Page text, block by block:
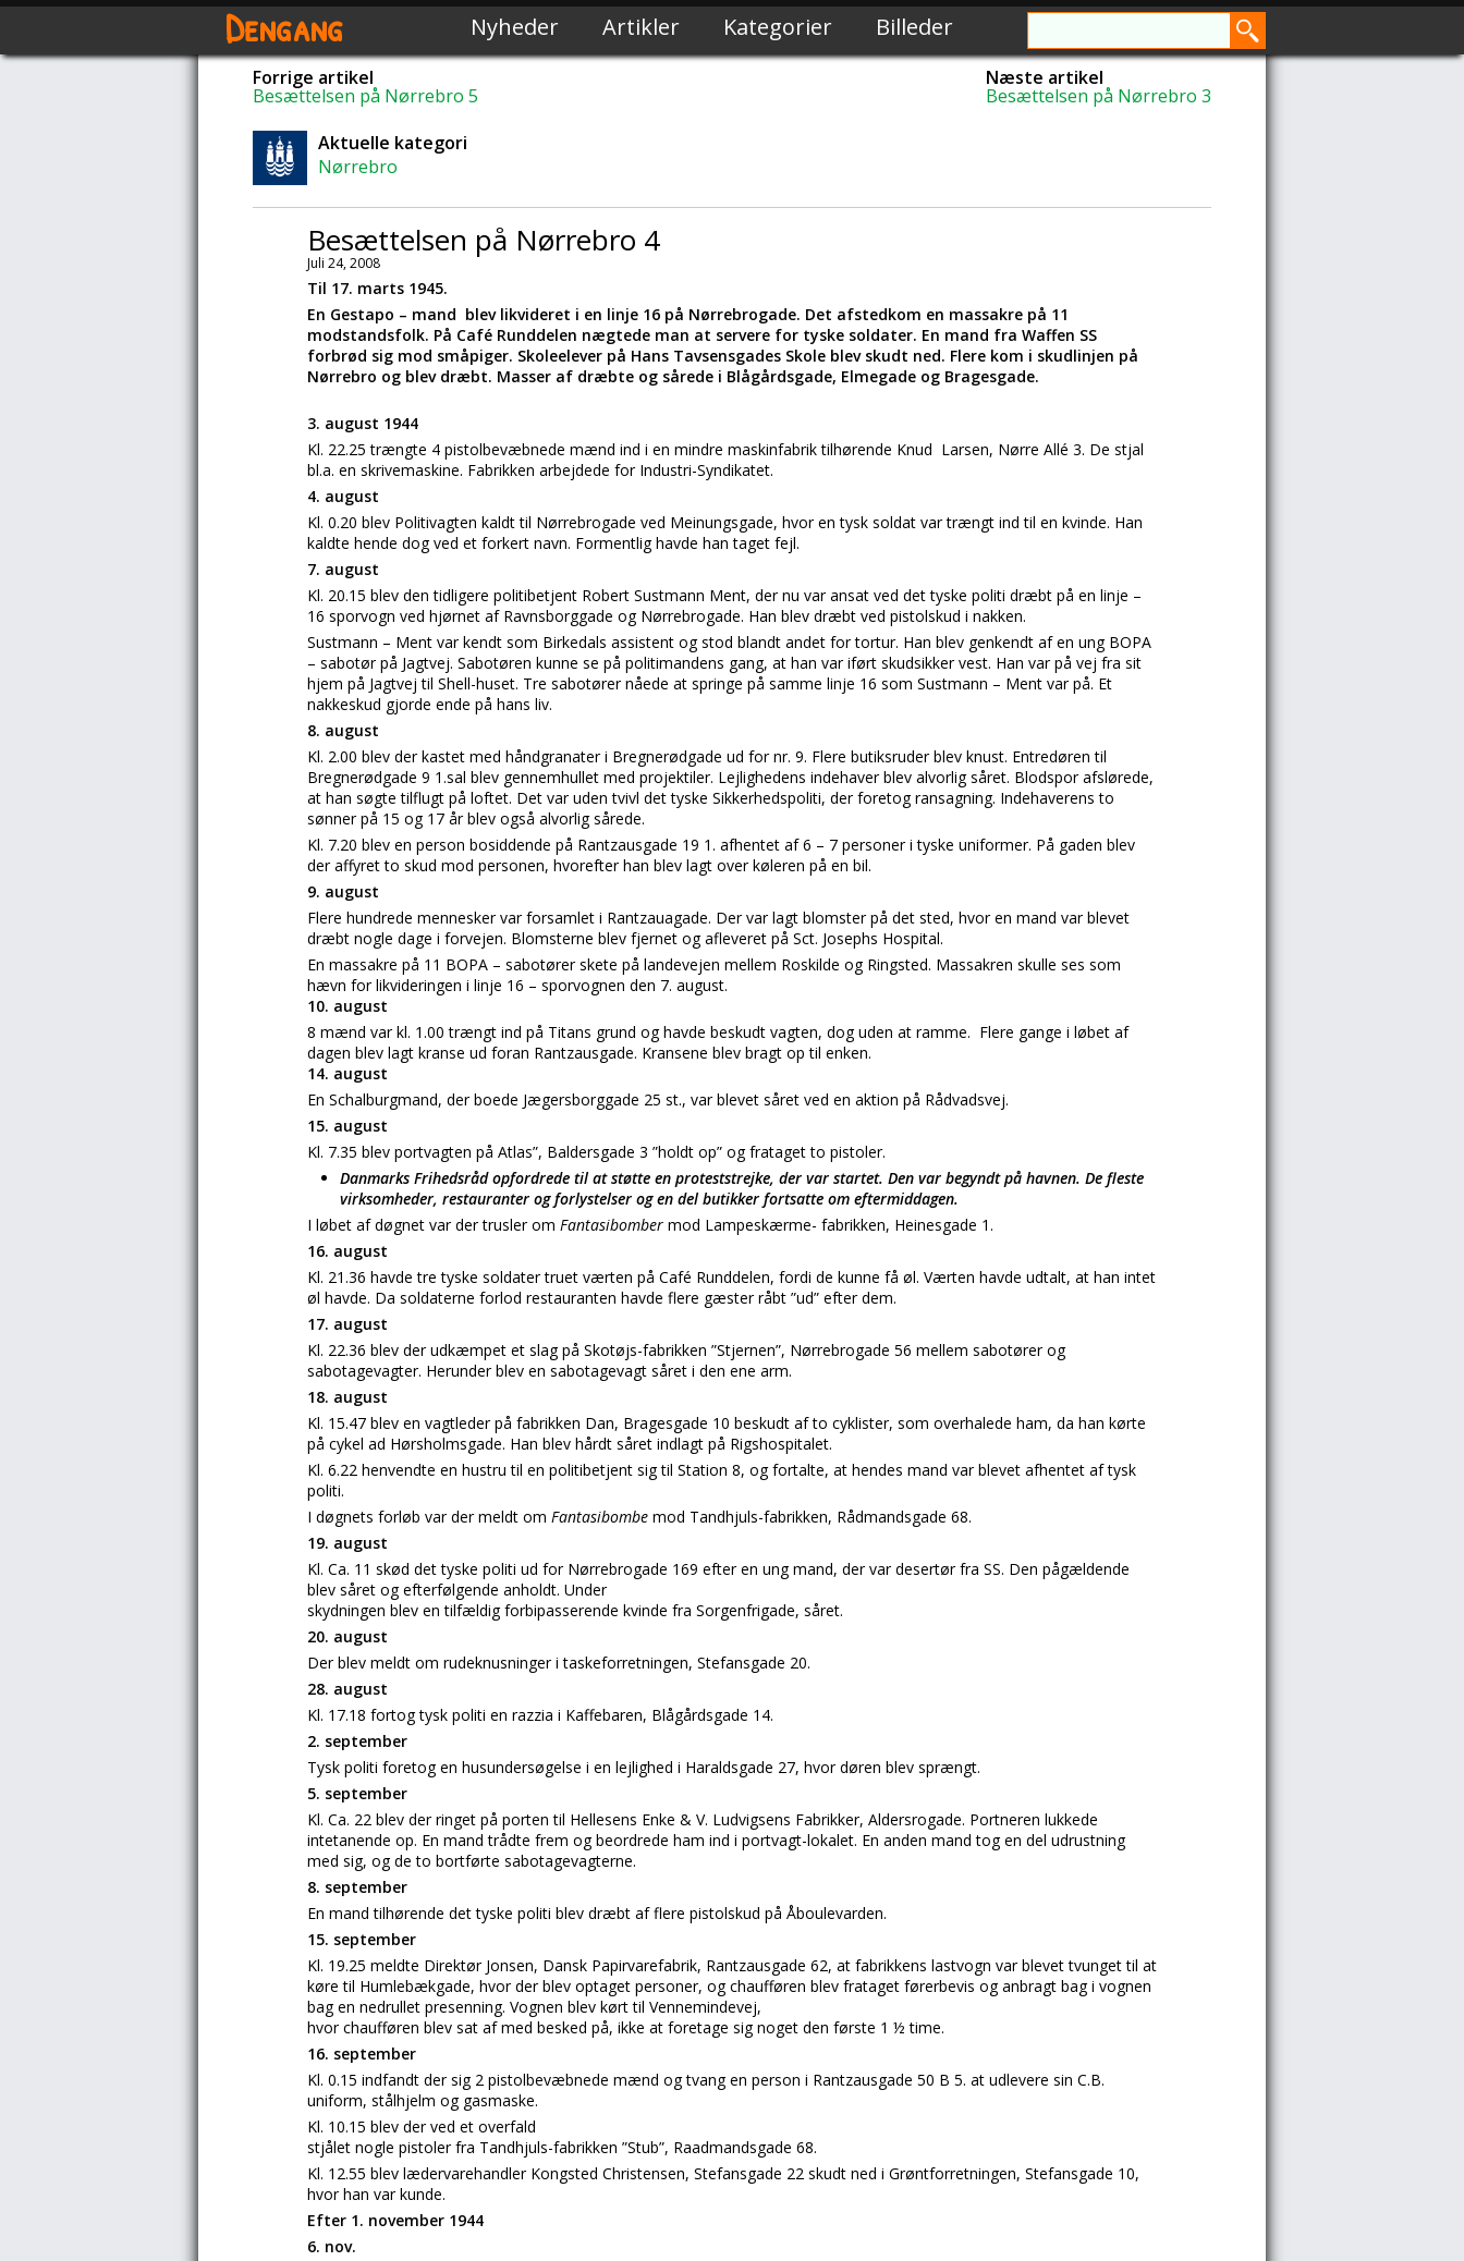
Dengang Nyheder Artikler Kategorier Billeder
Forrige artikel
Besættelsen på Nørrebro 5
Næste artikel
Besættelsen på Nørrebro 3
Aktuelle kategori
Nørrebro
Besættelsen på Nørrebro 4
Juli 24, 2008
Til 17. marts 1945.
En Gestapo – mand blev likvideret i en linje 16 på Nørrebrogade. Det afstedkom en massakre på 11
modstandsfolk. På Café Runddelen nægtede man at servere for tyske soldater. En mand fra Waffen SS
forbrød sig mod småpiger. Skoleelever på Hans Tavsensgades Skole blev skudt ned. Flere kom i skudlinjen på
Nørrebro og blev dræbt. Masser af dræbte og sårede i Blågårdsgade, Elmegade og Bragesgade.
3. august 1944
Kl. 22.25 trængte 4 pistolbevæbnede mænd ind i en mindre maskinfabrik tilhørende Knud Larsen, Nørre Allé 3. De stjal
bl.a. en skrivemaskine. Fabrikken arbejdede for Industri-Syndikatet.
4. august
Kl. 0.20 blev Politivagten kaldt til Nørrebrogade ved Meinungsgade, hvor en tysk soldat var trængt ind til en kvinde. Han
kaldte hende dog ved et forkert navn. Formentlig havde han taget fejl.
7. august
Kl. 20.15 blev den tidligere politibetjent Robert Sustmann Ment, der nu var ansat ved det tyske politi dræbt på en linje –
16 sporvogn ved hjørnet af Ravnsborggade og Nørrebrogade. Han blev dræbt ved pistolskud i nakken.
Sustmann – Ment var kendt som Birkedals assistent og stod blandt andet for tortur. Han blev genkendt af en ung BOPA
– sabotør på Jagtvej. Sabotøren kunne se på politimandens gang, at han var iført skudsikker vest. Han var på vej fra sit
hjem på Jagtvej til Shell-huset. Tre sabotører nåede at springe på samme linje 16 som Sustmann – Ment var på. Et
nakkeskud gjorde ende på hans liv.
8. august
Kl. 2.00 blev der kastet med håndgranater i Bregnerødgade ud for nr. 9. Flere butiksruder blev knust. Entredøren til
Bregnerødgade 9 1.sal blev gennemhullet med projektiler. Lejlighedens indehaver blev alvorlig såret. Blodspor afslørede,
at han søgte tilflugt på loftet. Det var uden tvivl det tyske Sikkerhedspoliti, der foretog ransagning. Indehaverens to
sønner på 15 og 17 år blev også alvorlig sårede.
Kl. 7.20 blev en person bosiddende på Rantzausgade 19 1. afhentet af 6 – 7 personer i tyske uniformer. På gaden blev
der affyret to skud mod personen, hvorefter han blev lagt over køleren på en bil.
9. august
Flere hundrede mennesker var forsamlet i Rantzauagade. Der var lagt blomster på det sted, hvor en mand var blevet
dræbt nogle dage i forvejen. Blomsterne blev fjernet og afleveret på Sct. Josephs Hospital.
En massakre på 11 BOPA – sabotører skete på landevejen mellem Roskilde og Ringsted. Massakren skulle ses som
hævn for likvideringen i linje 16 – sporvognen den 7. august.
10. august
8 mænd var kl. 1.00 trængt ind på Titans grund og havde beskudt vagten, dog uden at ramme. Flere gange i løbet af
dagen blev lagt kranse ud foran Rantzausgade. Kransene blev bragt op til enken.
14. august
En Schalburgmand, der boede Jægersborggade 25 st., var blevet såret ved en aktion på Rådvadsvej.
15. august
Kl. 7.35 blev portvagten på Atlas”, Baldersgade 3 ”holdt op” og frataget to pistoler.
Danmarks Frihedsråd opfordrede til at støtte en proteststrejke, der var startet. Den var begyndt på havnen. De fleste
virksomheder, restauranter og forlystelser og en del butikker fortsatte om eftermiddagen.
I løbet af døgnet var der trusler om Fantasibomber mod Lampeskærme- fabrikken, Heinesgade 1.
16. august
Kl. 21.36 havde tre tyske soldater truet værten på Café Runddelen, fordi de kunne få øl. Værten havde udtalt, at han intet
øl havde. Da soldaterne forlod restauranten havde flere gæster råbt ”ud” efter dem.
17. august
Kl. 22.36 blev der udkæmpet et slag på Skotøjs-fabrikken ”Stjernen”, Nørrebrogade 56 mellem sabotører og
sabotagevagter. Herunder blev en sabotagevagt såret i den ene arm.
18. august
Kl. 15.47 blev en vagtleder på fabrikken Dan, Bragesgade 10 beskudt af to cyklister, som overhalede ham, da han kørte
på cykel ad Hørsholmsgade. Han blev hårdt såret indlagt på Rigshospitalet.
Kl. 6.22 henvendte en hustru til en politibetjent sig til Station 8, og fortalte, at hendes mand var blevet afhentet af tysk
politi.
I døgnets forløb var der meldt om Fantasibombe mod Tandhjuls-fabrikken, Rådmandsgade 68.
19. august
Kl. Ca. 11 skød det tyske politi ud for Nørrebrogade 169 efter en ung mand, der var desertør fra SS. Den pågældende
blev såret og efterfølgende anholdt. Under
skydningen blev en tilfældig forbipasserende kvinde fra Sorgenfrigade, såret.
20. august
Der blev meldt om rudeknusninger i taskeforretningen, Stefansgade 20.
28. august
Kl. 17.18 fortog tysk politi en razzia i Kaffebaren, Blågårdsgade 14.
2. september
Tysk politi foretog en husundersøgelse i en lejlighed i Haraldsgade 27, hvor døren blev sprængt.
5. september
Kl. Ca. 22 blev der ringet på porten til Hellesens Enke & V. Ludvigsens Fabrikker, Aldersrogade. Portneren lukkede
intetanende op. En mand trådte frem og beordrede ham ind i portvagt-lokalet. En anden mand tog en del udrustning
med sig, og de to bortførte sabotagevagterne.
8. september
En mand tilhørende det tyske politi blev dræbt af flere pistolskud på Åboulevarden.
15. september
Kl. 19.25 meldte Direktør Jonsen, Dansk Papirvarefabrik, Rantzausgade 62, at fabrikkens lastvogn var blevet tvunget til at
køre til Humlebækgade, hvor der blev optaget personer, og chaufføren blev frataget førerbevis og anbragt bag i vognen
bag en nedrullet presenning. Vognen blev kørt til Vennemindevej,
hvor chaufføren blev sat af med besked på, ikke at foretage sig noget den første 1 ½ time.
16. september
Kl. 0.15 indfandt der sig 2 pistolbevæbnede mænd og tvang en person i Rantzausgade 50 B 5. at udlevere sin C.B.
uniform, stålhjelm og gasmaske.
Kl. 10.15 blev der ved et overfald
stjålet nogle pistoler fra Tandhjuls-fabrikken ”Stub”, Raadmandsgade 68.
Kl. 12.55 blev lædervarehandler Kongsted Christensen, Stefansgade 22 skudt ned i Grøntforretningen, Stefansgade 10,
hvor han var kunde.
Efter 1. november 1944
6. nov.